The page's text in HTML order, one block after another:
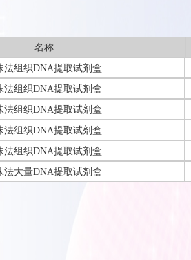
名称
法组织DNA提取试剂盒
法组织DNA提取试剂盒
法组织DNA提取试剂盒
法组织DNA提取试剂盒
法组织DNA提取试剂盒
法大量DNA提取试剂盒